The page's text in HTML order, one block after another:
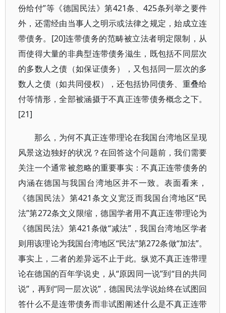
份给付”等《德国民法》第421条、425条列举之要件
外，还需经由当事人之明示或法律之规定，始成立连
带债务。[20]连带债务的范畴被立法者明定限制，从
而使得大量的非典型连带债务滋生，既包括不同层次
的多数人之债（如保证债务），又包括同一层次的多
数人之债（如共同侵权），还包括协同债务、重叠给
付等情形，全部被涵摄于不真正连带债务概念之下。
[21]
那么，为何不真正连带理论在我国台湾地区呈现
风景这边独好的状况？在回答这个问题前，我们需要
关注一个通常被忽略的重要事实：不真正连带债务的
内涵在德国与我国台湾地区并不一致。表面看来，
《德国民法》第421条文义宽泛而我国台湾地区“民
法”第272条文义限缩，德国学者用不真正连带理论为
《德国民法》第421条做“减法”，我国台湾地区学者
则用该理论为我国台湾地区“民法”第272条做“加法”。
事实上，二者的差异远不止于此。纵览不真正连带理
论在德国的百年学说史，从“原因同一说”到“目的共同
说”，再到“同一层次说”，德国民法学说始终在试图回
答什么不是连带债务而非试图阐述什么是不真正连带